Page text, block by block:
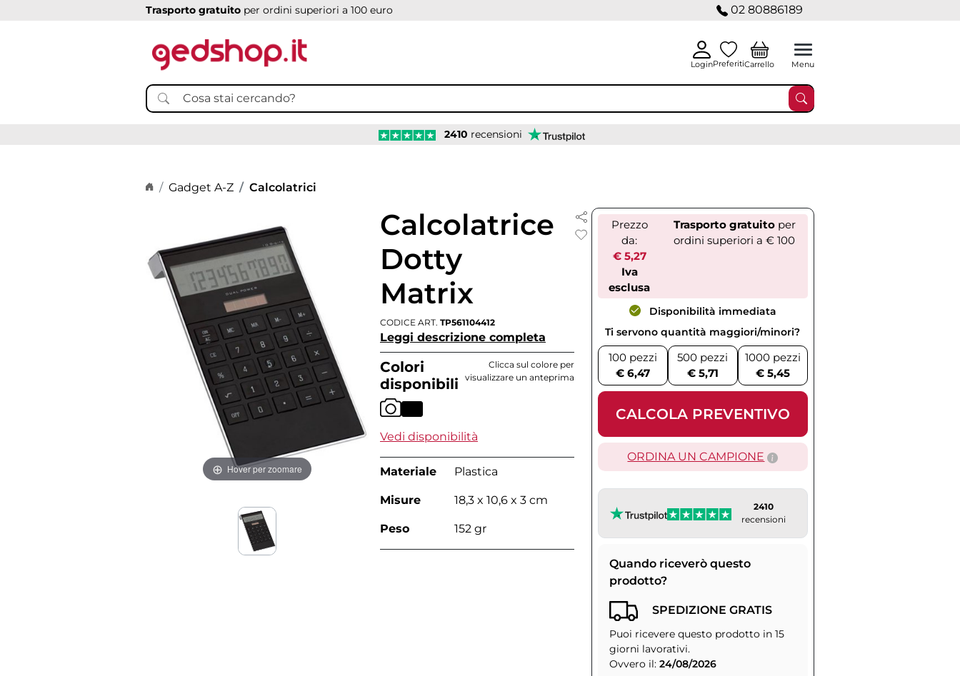
Trasporto gratuito per ordini superiori a 100 euro 02 80886189
LoginPreferitiCarrello Menu
2410 recensioni
Home page
Gadget A-Z Calcolatrici
Hover per zoomare
Calcolatrice
Dotty
Matrix
CODICE ART. TP561104412
Leggi descrizione completa
Colori
disponibili
Clicca sul colore per
visualizzare un anteprima
Vedi disponibilità
Materiale Plastica
Misure 18,3 x 10,6 x 3 cm
Peso 152 gr
Prezzo
da:
€ 5,27
Iva
esclusa
Trasporto gratuitoper
ordini superiori a € 100
Disponibilità immediata
Ti servono quantità maggiori/minori?
100 pezzi
€ 6,47
500 pezzi
€ 5,71
1000 pezzi
€ 5,45
CALCOLA PREVENTIVO
ORDINA UN CAMPIONE
2410
recensioni
Quando riceverò questo
prodotto?
SPEDIZIONE GRATIS
Puoi ricevere questo prodotto in 15
giorni lavorativi.
Ovvero il: 24/08/2026